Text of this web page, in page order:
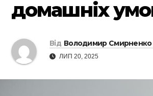
домашніх
Від Володимир Смирненко
ЛИП 20, 2025